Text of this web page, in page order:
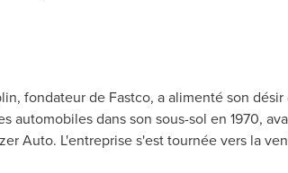
, fondateur de Fastco, a alimenté son
automobiles dans son sous-sol en 1970,
Auto. L'entreprise s'est tournée vers la